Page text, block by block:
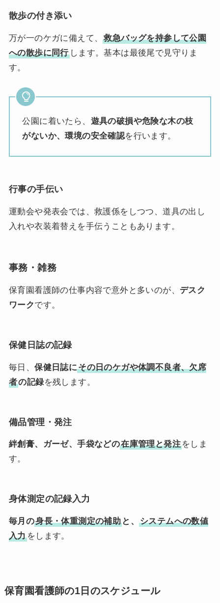
散歩の付き添い
万が一のケガに備えて、救急バッグを持参して公園
への散歩に同行します。基本は最後尾で見守りま
す。
公園に着いたら、 遊具の破損や危険な木の枝
がないか、環境の安全確認を行います。
行事の手伝い
運動会や発表会では、救護係をしつつ、道具の出し
入れや衣装着替えを手伝うこともあります。
事務・雑務
保育園看護師の仕事内容で意外と多いのが、 デスク
ワークです。
保健日誌の記録
毎日、保健日誌にその日のケガや体調不良者、欠席
者の記録を残します。
備品管理・発注
絆創膏、ガーゼ、手袋などの在庫管理と発注をしま
す。
身体測定の記録入力
毎月の身長・体重測定の補助 と、
システムへの数値
入力をします。
保育園看護師の1日のスケジュール